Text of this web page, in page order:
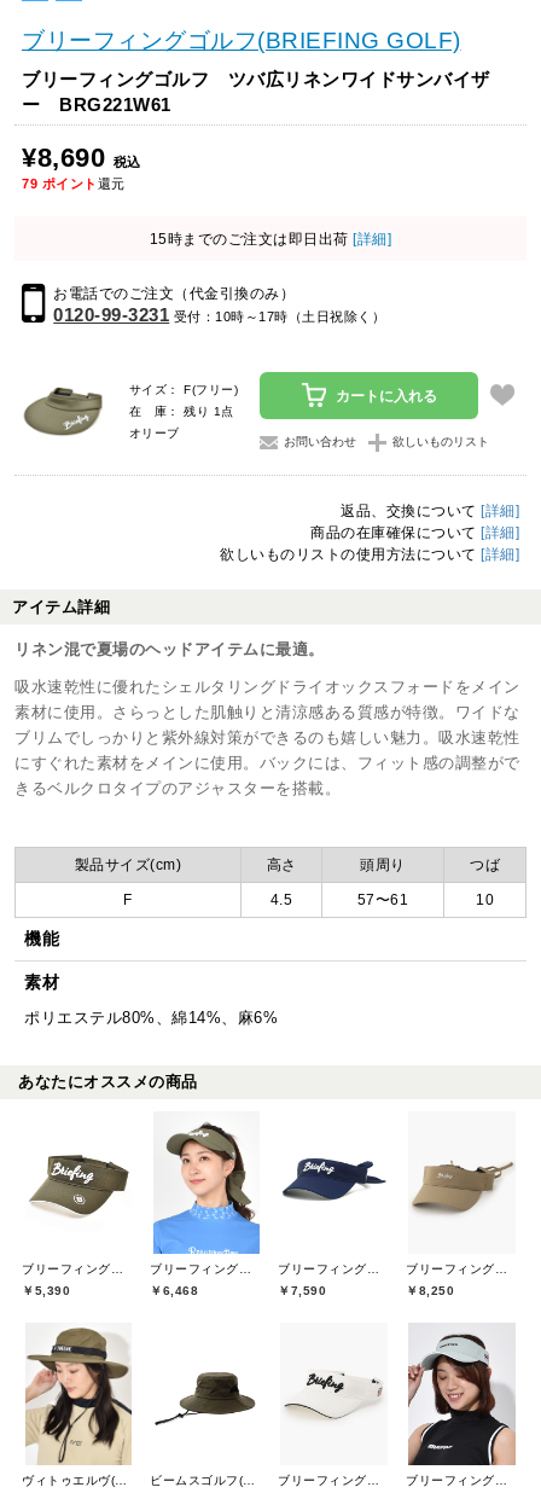
ブリーフィングゴルフ(BRIEFING GOLF)
ブリーフィングゴルフ ツバ広リネンワイドサンバイザ
ー BRG221W61
¥8,690 税込
79 ポイント 還元
15時までのご注文は即日出荷 [詳細]
お電話でのご注文（代金引換のみ）
0120-99-3231 受付：10時～17時（土日祝除く）
サイズ： F(フリー)
在 庫： 残り 1点
オリーブ
カートに入れる
お問い合わせ 欲しいものリスト
返品、交換について [詳細]
商品の在庫確保について [詳細]
欲しいものリストの使用方法について [詳細]
アイテム詳細
リネン混で夏場のヘッドアイテムに最適。
吸水速乾性に優れたシェルタリングドライオックスフォードをメイン
素材に使用。さらっとした肌触りと清涼感ある質感が特徴。ワイドな
ブリムでしっかりと紫外線対策ができるのも嬉しい魅力。吸水速乾性
にすぐれた素材をメインに使用。バックには、フィット感の調整がで
きるベルクロタイプのアジャスターを搭載。
製品サイズ(cm) 高さ 頭周り つば
F 4.5 57〜61 10
機能
素材
ポリエステル80%、綿14%、麻6%
あなたにオススメの商品
￥5,390
￥6,468
￥7,590
￥8,250